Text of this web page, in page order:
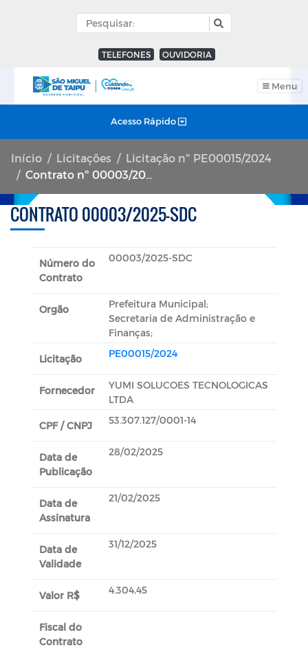
TELEFONES OUVIDORIA
Menu
Acesso Rápido
Início Licitações
Licitação nº PE00015/2024
Contrato nº 00003/2025-SDC
CONTRATO 00003/2025-SDC
Número do
Contrato
00003/2025-SDC
Orgão
Prefeitura Municipal;
Secretaria de Administração e
Finanças;
Licitação PE00015/2024
Fornecedor
YUMI SOLUCOES TECNOLOGICAS
LTDA
CPF / CNPJ 53.307.127/0001-14
Data de
Publicação
28/02/2025
Data de
Assinatura
21/02/2025
Data de
Validade
31/12/2025
Valor R$ 4.304,45
Fiscal do
Contrato